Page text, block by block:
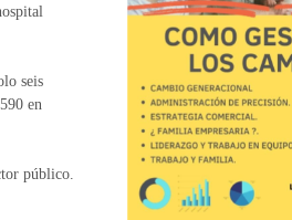
seis
en
público.